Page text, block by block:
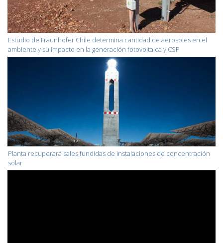
Estudio de Fraunhofer Chile determina cantidad de aerosoles en el
ambiente y su impacto en la generación fotovoltaica y CSP
Planta recuperará sales fundidas de instalaciones de concentración
solar